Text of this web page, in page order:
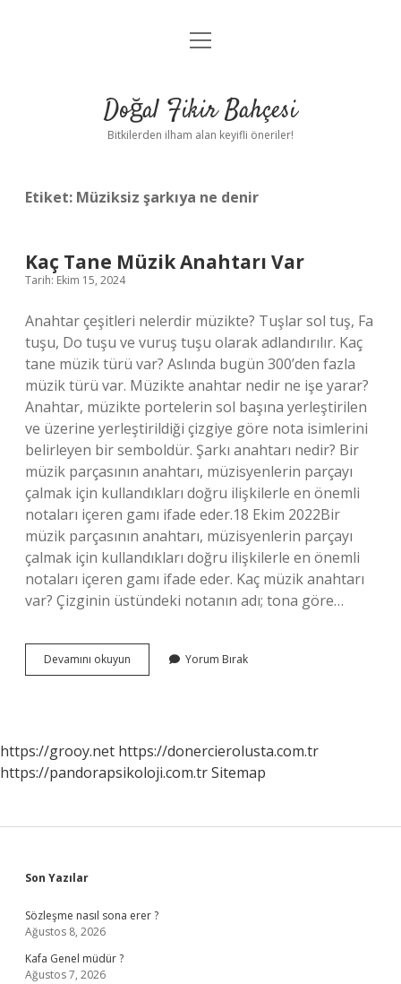
Anasayfa
Yasal Uyarı
menüyü
Doğal Fikir Bahçesi
Bitkilerden ilham alan keyifli öneriler!
Etiket: Müziksiz şarkıya ne denir
Kaç Tane Müzik Anahtarı Var
Tarih: Ekim 15, 2024
Anahtar çeşitleri nelerdir müzikte? Tuşlar sol tuş, Fa
tuşu, Do tuşu ve vuruş tuşu olarak adlandırılır. Kaç
tane müzik türü var? Aslında bugün 300’den fazla
müzik türü var. Müzikte anahtar nedir ne işe yarar?
Anahtar, müzikte portelerin sol başına yerleştirilen
ve üzerine yerleştirildiği çizgiye göre nota isimlerini
belirleyen bir semboldür. Şarkı anahtarı nedir? Bir
müzik parçasının anahtarı, müzisyenlerin parçayı
çalmak için kullandıkları doğru ilişkilerle en önemli
notaları içeren gamı ​​ifade eder.18 Ekim 2022Bir
müzik parçasının anahtarı, müzisyenlerin parçayı
çalmak için kullandıkları doğru ilişkilerle en önemli
notaları içeren gamı ​​ifade eder. Kaç müzik anahtarı
var? Çizginin üstündeki notanın adı; tona göre…
Devamını okuyun
Tane
Yorum Bırak
https://grooy.net https://donercierolusta.com.tr
https://pandorapsikoloji.com.trSitemap
Sidebar
Son Yazılar
Sözleşme nasıl sona erer ?
Ağustos 8, 2026
Kafa Genel müdür ?
Ağustos 7, 2026